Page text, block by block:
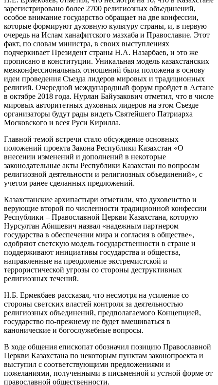
зарегистрировано более 2700 религиозных объединений,
особое внимание государство обращает на две конфессии,
которые формируют духовную культуру страны, и, в первую
очередь на Ислам ханафитского мазхаба и Православие. Этот
факт, по словам министра, в своих выступлениях
подчеркивает Президент страны Н.А. Назарбаев, и это же
прописано в конституции. Уникальная модель казахстанских
межконфессиональных отношений была положена в основу
идеи проведения Съезда лидеров мировых и традиционных
религий. Очередной международный форум пройдет в Астане
в октябре 2018 года. Нурлан Байузакович отметил, что в числе
мировых авторитетных духовных лидеров на этом Съезде
организаторы будут рады видеть Святейшего Патриарха
Московского и всея Руси Кирилла.
Главной темой встречи стало обсуждение основных
положений проекта Закона Республики Казахстан «О
внесении изменений и дополнений в некоторые
законодательные акты Республики Казахстан по вопросам
религиозной деятельности и религиозных объединений», с
учетом ранее сделанных предложений.
Казахстанские архипастыри отметили, что духовенство и
верующие второй по численности традиционной конфессии
Республики – Православной Церкви Казахстана, которую
Нурсултан Абишевич назвал «надежным партнером
государства в обеспечении мира и согласия в обществе»,
одобряют светскую модель государственности в стране и
поддерживают инициативы государства и общества,
направленные на преодоление экстремистской и
террористической угрозы со стороны деструктивных
религиозных течений.
Н.Б. Ермекбаев рассказал, что несмотря на усиление со
стороны светских властей контроля за деятельностью
религиозных объединений, предполагаемого Концепцией,
государство по-прежнему не будет вмешиваться в
канонические и богослужебные вопросы.
В ходе общения епископат обозначил позицию Православной
Церкви Казахстана по некоторым пунктам законопроекта и
выступил с соответствующими предложениями и
пожеланиями, полученными в письменной и устной форме от
православной общественности.